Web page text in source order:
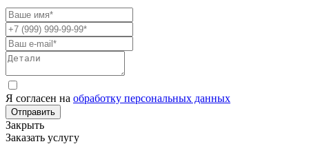
Я согласен на обработку персональных данных
Отправить
Закрыть
Заказать услугу